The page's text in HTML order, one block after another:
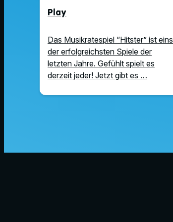
Play
Das Musikratespiel “Hitster” ist eins
der erfolgreichsten Spiele der
letzten Jahre. Gefühlt spielt es
derzeit jeder! Jetzt gibt es …